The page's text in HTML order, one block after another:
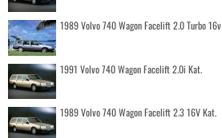
1989 Volvo 740 Wagon Facelift 2.0 Turbo 16v
1991 Volvo 740 Wagon Facelift 2.0i Kat.
1989 Volvo 740 Wagon Facelift 2.3 16V Kat.